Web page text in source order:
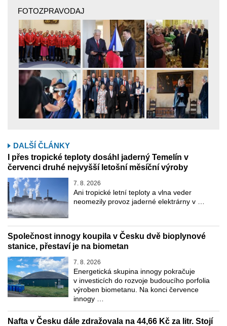
FOTOZPRAVODAJ
DALŠÍ ČLÁNKY
I přes tropické teploty dosáhl jaderný Temelín v
červenci druhé nejvyšší letošní měsíční výroby
7. 8. 2026
Ani tropické letní teploty a vlna veder
neomezily provoz jaderné elektrárny v …
Společnost innogy koupila v Česku dvě bioplynové
stanice, přestaví je na biometan
7. 8. 2026
Energetická skupina innogy pokračuje
v investicích do rozvoje budoucího porfolia
výroben biometanu. Na konci července
innogy …
Nafta v Česku dále zdražovala na 44,66 Kč za litr. Stojí